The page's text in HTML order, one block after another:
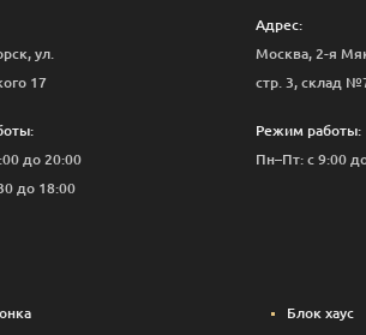
ул.
17
до 20:00
до 18:00
Адрес:
Москва, 2-я
стр. 3, склад
Режим работы:
Пн–Пт: с 9:00
Блок хаус